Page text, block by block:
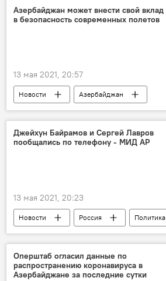
вооруженные силы
Конституция
Азербайджан может внести свой вклад
в безопасность современных полетов
13 мая 2021, 20:57
Новости
Азербайджан
Новости мира
ТЕХНОЛОГИИ
ЖИЗНЬ
Экономика
ЗАО "Азербайджанские Авиалинии" (AZAL)
Джейхун Байрамов и Сергей Лавров
пообщались по телефону - МИД АР
13 мая 2021, 20:23
Новости Россия
Политика
Карабах
Азербайджан
Джейхун Байрамов
Возрождение и реинтеграция Карабаха
Оперштаб огласил данные по
распространению коронавируса в
Азербайджане за последние сутки